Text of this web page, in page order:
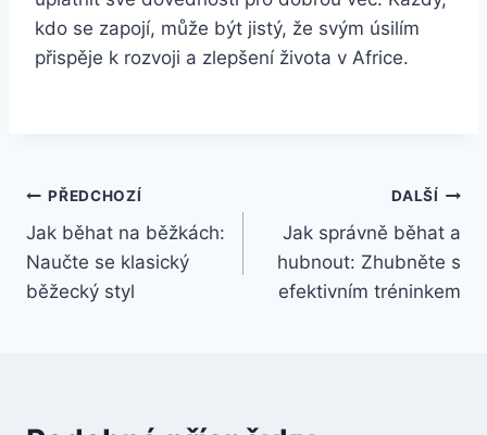
kdo se zapojí, může být jistý, že svým úsilím
přispěje k rozvoji a zlepšení života v Africe.
Navigace
pro
příspěvek
PŘEDCHOZÍ
Jak běhat na běžkách:
Naučte se klasický
běžecký styl
DALŠÍ
Jak správně běhat a
hubnout: Zhubněte s
efektivním tréninkem